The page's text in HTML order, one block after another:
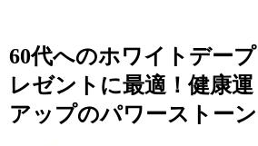
60代へのホワイトデープ
レゼントに最適！健康運
アップのパワーストーン